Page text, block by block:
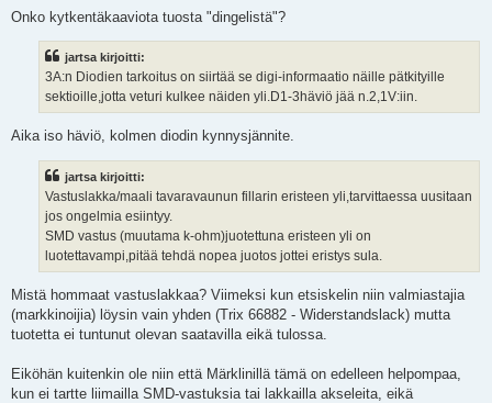
Onko kytkentäkaaviota tuosta "dingelistä"?
jartsa kirjoitti:
3A:n Diodien tarkoitus on siirtää se digi-informaatio näille pätkityille
sektioille,jotta veturi kulkee näiden yli.D1-3häviö jää n.2,1V:iin.
Aika iso häviö, kolmen diodin kynnysjännite.
jartsa kirjoitti:
Vastuslakka/maali tavaravaunun fillarin eristeen yli,tarvittaessa uusitaan
jos ongelmia esiintyy.
SMD vastus (muutama k-ohm)juotettuna eristeen yli on
luotettavampi,pitää tehdä nopea juotos jottei eristys sula.
Mistä hommaat vastuslakkaa? Viimeksi kun etsiskelin niin valmiastajia
(markkinoijia) löysin vain yhden (Trix 66882 - Widerstandslack) mutta
tuotetta ei tuntunut olevan saatavilla eikä tulossa.
Eiköhän kuitenkin ole niin että Märklinillä tämä on edelleen helpompaa,
kun ei tartte liimailla SMD-vastuksia tai lakkailla akseleita, eikä